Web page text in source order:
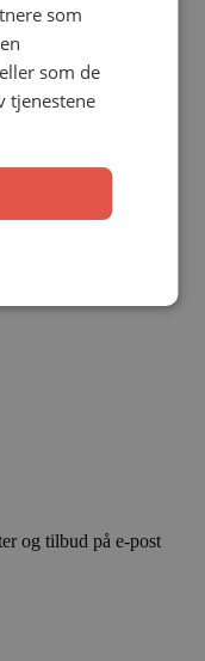
og tilbud på e-post
som
som de
tjenestene